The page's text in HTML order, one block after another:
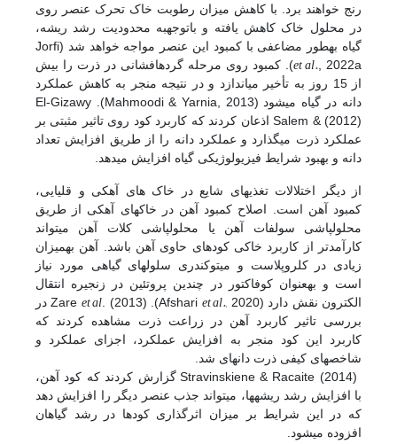
رنج خواهند برد. با کاهش میزان رطوبت خاک تحرک عنصر روی
در محلول خاک کاهش یافته و باتوجه­به محدودیت رشد ریشه،
گیاه به­طور مضاعفی با کمبود این عنصر مواجه خواهد شد (Jorfi
et al., 2022a). کمبود روی مرحله گرده­افشانی در ذرت را بیش
از 15 روز به تأخیر می­اندازد و در نتیجه منجر به کاهش عملکرد
دانه در گیاه می­شود (Mahmoodi & Yarnia, 2013). El-Gizawy
Salem & (2012) اذعان کردند که کاربرد کود روی تاثیر مثبتی بر
عملکرد ذرت می­گذارد و عملکرد دانه را از طریق افزایش تعداد
دانه و بهبود شرایط فیزیولوژیکی گیاه افزایش می­دهد.
از دیگر اختلالات تغذیه­ای شایع در خاک های آهکی و قلیایی،
کمبود آهن است. اصلاح کمبود آهن در خاک­های آهکی از طریق
محلول­پاشی سولفات آهن یا محلول­پاشی کلات آهن می­تواند
کارآمدتر از کاربرد خاکی کودهای حاوی آهن باشد. آهن به­میزان
زیادی در کلروپلاست و میتوکندری سلول­های گیاهی مورد نیاز
است و به­عنوان کوفاکتور در چندین پروتئین در زنجیره انتقال
الکترون نقش دارد (Afshari
et al.,2020). Zare
et al
. (2013) در
بررسی تاثیر کاربرد آهن در زراعت ذرت مشاهده کردند که
کاربرد این کود منجر به افزایش عملکرد، اجزای عملکرد و
شاخص­های کیفی ذرت دانه­ای شد.
Stravinskiene & Racaite (2014) گزارش کردند که کود آهن،
با افزایش رشد ریشه­ها، می­تواند جذب عنصر دیگر را افزایش دهد
که در این شرایط بر میزان اثرگذاری کودها در رشد گیاهان
افزوده می­شود.